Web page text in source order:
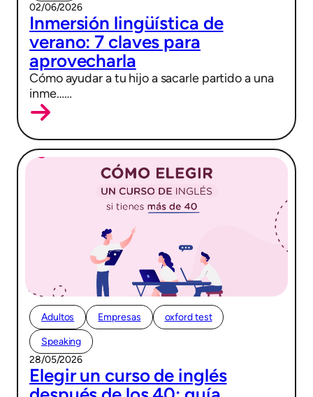
02/06/2026
Inmersión lingüística de
verano: 7 claves para
aprovecharla
Cómo ayudar a tu hijo a sacarle partido a una
inme……
Adultos Empresas oxford test
Speaking
28/05/2026
Elegir un curso de inglés